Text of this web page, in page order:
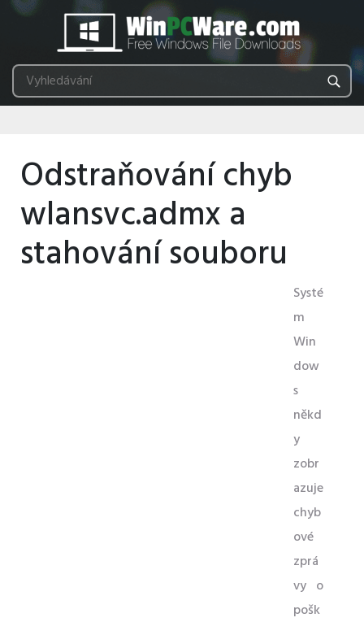
Odstraňování chyb
wlansvc.admx a
stahování souboru
Systé
m
Win
dow
s
někd
y
zobr
azuje
chyb
ové
zprá
vy o
pošk